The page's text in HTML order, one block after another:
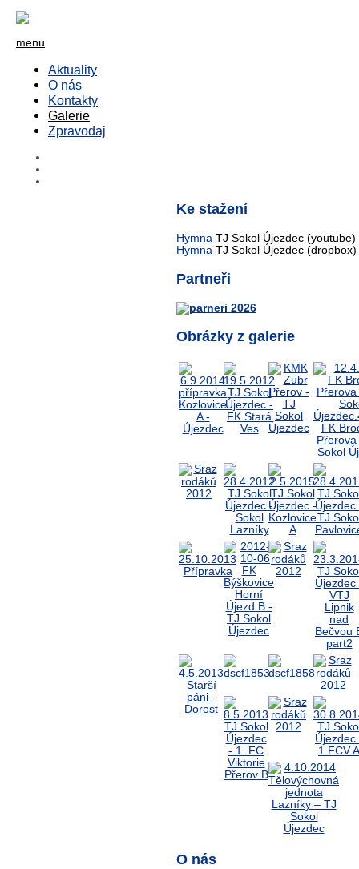
menu
Aktuality
O nás
Kontakty
Galerie
Zpravodaj
Ke stažení
Hymna TJ Sokol Újezdec (youtube)
Hymna TJ Sokol Újezdec (dropbox)
Partneři
Obrázky z galerie
O nás